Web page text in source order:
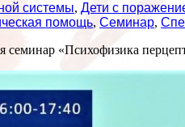
системы, Дети с
помощь, Семинар,
семинар «Психофизика